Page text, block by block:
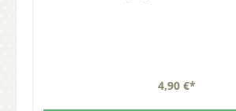
4,90 €*